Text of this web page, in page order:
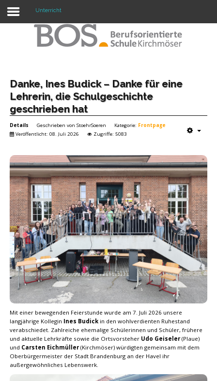
Warning: "continue" targeting switch is equivalent
Home
Profil
Termine
Mitwirkung
Kontakt
Unterricht
Danke, Ines Budick – Danke für eine
Lehrerin, die Schulgeschichte
geschrieben hat
Details Geschrieben von StoehrSoeren Kategorie: Frontpage
Veröffentlicht: 08. Juli 2026
Zugriffe: 5083
Mit einer bewegenden Feierstunde wurde am 7. Juli 2026 unsere
langjährige Kollegin Ines Budick in den wohlverdienten Ruhestand
verabschiedet. Zahlreiche ehemalige Schülerinnen und Schüler, frühere
und aktuelle Lehrkräfte sowie die Ortsvorsteher Udo Geiseler (Plaue)
und Carsten Eichmüller (Kirchmöser) würdigten gemeinsam mit dem
Oberbürgermeister der Stadt Brandenburg an der Havel ihr
außergewöhnliches Lebenswerk.